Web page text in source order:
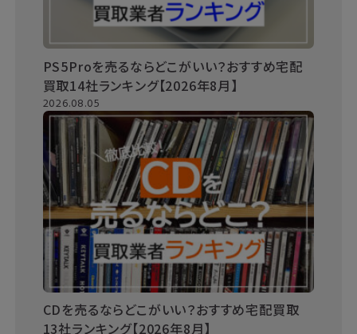
PS5Proを売るならどこがいい？おすすめ宅配
買取14社ランキング【2026年8月】
2026.08.05
CDを売るならどこがいい？おすすめ宅配買取
13社ランキング【2026年8月】